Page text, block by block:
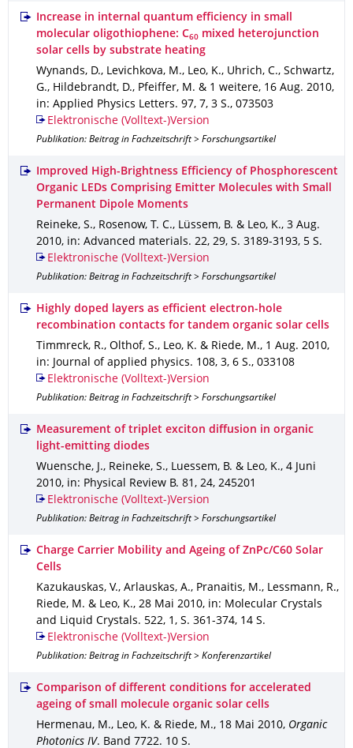
Increase in internal quantum efficiency in small
molecular oligothiophene: C60 mixed heterojunction
solar cells by substrate heating
Wynands, D., Levichkova, M., Leo, K., Uhrich, C., Schwartz,
G., Hildebrandt, D., Pfeiffer, M. & 1 weitere, 16 Aug. 2010,
in: Applied Physics Letters. 97, 7, 3 S., 073503
Elektronische (Volltext-)Version
Publikation: Beitrag in Fachzeitschrift > Forschungsartikel
Improved High-Brightness Efficiency of Phosphorescent
Organic LEDs Comprising Emitter Molecules with Small
Permanent Dipole Moments
Reineke, S., Rosenow, T. C., Lüssem, B. & Leo, K., 3 Aug.
2010, in: Advanced materials. 22, 29, S. 3189-3193, 5 S.
Elektronische (Volltext-)Version
Publikation: Beitrag in Fachzeitschrift > Forschungsartikel
Highly doped layers as efficient electron-hole
recombination contacts for tandem organic solar cells
Timmreck, R., Olthof, S., Leo, K. & Riede, M., 1 Aug. 2010,
in: Journal of applied physics. 108, 3, 6 S., 033108
Elektronische (Volltext-)Version
Publikation: Beitrag in Fachzeitschrift > Forschungsartikel
Measurement of triplet exciton diffusion in organic
light-emitting diodes
Wuensche, J., Reineke, S., Luessem, B. & Leo, K., 4 Juni
2010, in: Physical Review B. 81 , 24, 245201
Elektronische (Volltext-)Version
Publikation: Beitrag in Fachzeitschrift > Forschungsartikel
Charge Carrier Mobility and Ageing of ZnPc/C60 Solar
Cells
Kazukauskas, V., Arlauskas, A., Pranaitis, M., Lessmann, R.,
Riede, M. & Leo, K., 28 Mai 2010, in: Molecular Crystals
and Liquid Crystals. 522, 1 , S. 361-374, 14 S.
Elektronische (Volltext-)Version
Publikation: Beitrag in Fachzeitschrift > Konferenzartikel
Comparison of different conditions for accelerated
ageing of small molecule organic solar cells
Hermenau, M., Leo, K. & Riede, M., 18 Mai 2010, Organic
Photonics IV. Band 7722. 10 S.